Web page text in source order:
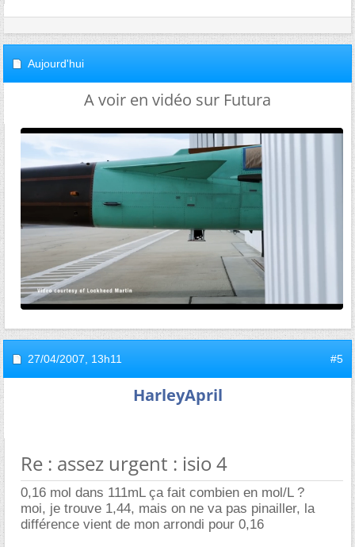
Aujourd'hui
A voir en vidéo sur Futura
27/04/2007, 13h11 #5
HarleyApril
Re : assez urgent : isio 4
0,16 mol dans 111mL ça fait combien en mol/L ?
moi, je trouve 1,44, mais on ne va pas pinailler, la
différence vient de mon arrondi pour 0,16